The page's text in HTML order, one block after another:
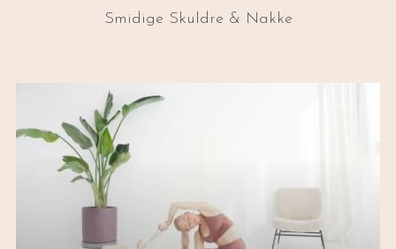
Smidige Skuldre & Nakke